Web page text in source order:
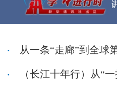
从一条“走廊”到全球
（长江十年行）从“